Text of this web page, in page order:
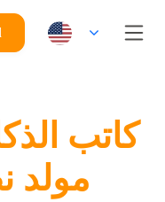
كاتب
مولد